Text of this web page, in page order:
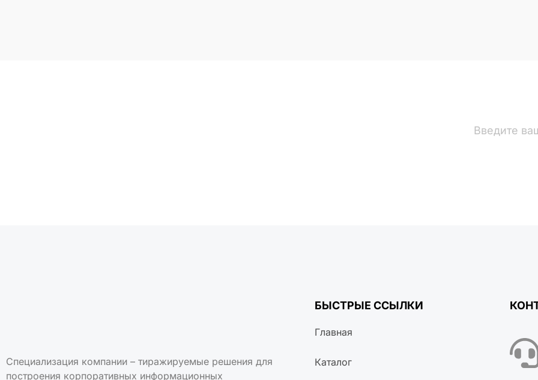
Специализация компании – тиражируемые решения для
построения корпоративных информационных
БЫСТРЫЕ ССЫЛКИ
Главная
Каталог